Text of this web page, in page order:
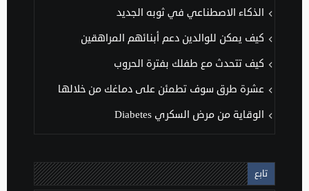
الذكاء الاصطناعي في ثوبه الجديد
كيف يمكن للوالدين دعم أبنائهم المراهقين
كيف تتحدث مع طفلك بفترة الحروب
عشرة طرق سوف تطمئن على دماغك من خلالها
الوقاية من مرض السكري Diabetes
تابع